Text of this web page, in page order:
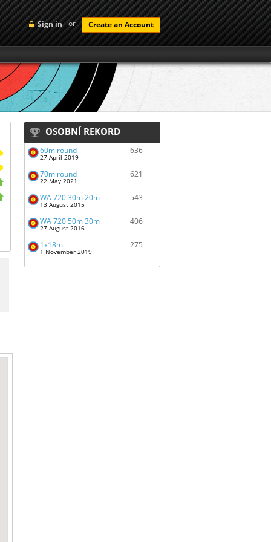
Sign in or Create an Account
OSOBNÍ REKORD
60m round
27 April 2019
636
70m round
22 May 2021
621
WA 720 30m 20m
13 August 2015
543
WA 720 50m 30m
27 August 2016
406
1x18m
1 November 2019
275